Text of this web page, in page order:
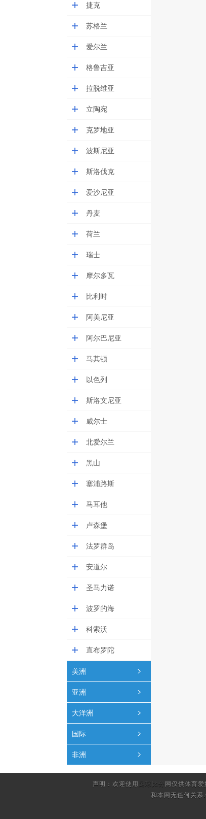
捷克
苏格兰
爱尔兰
格鲁吉亚
拉脱维亚
立陶宛
克罗地亚
波斯尼亚
斯洛伐克
爱沙尼亚
丹麦
荷兰
瑞士
摩尔多瓦
比利时
阿美尼亚
阿尔巴尼亚
马其顿
以色列
斯洛文尼亚
威尔士
北爱尔兰
黑山
塞浦路斯
马耳他
卢森堡
法罗群岛
安道尔
圣马力诺
波罗的海
科索沃
直布罗陀
美洲
亚洲
大洋洲
国际
非洲
声明：欢迎使用 足球比分 网仅供体育
和本网无任何关系